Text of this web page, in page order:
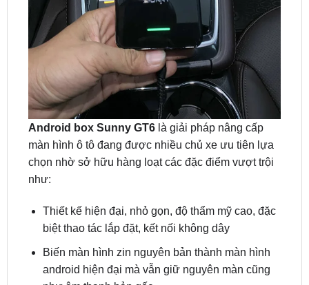
Android box Sunny GT6là giải pháp nâng cấp
màn hình ô tô đang được nhiều chủ xe ưu tiên lựa
chọn nhờ sở hữu hàng loạt các đặc điểm vượt trội
như:
Thiết kế hiện đại, nhỏ gọn, độ thẩm mỹ cao, đặc
Biến màn hình zin nguyên bản thành màn hình
android hiện đại mà vẫn giữ nguyên màn cũng
như âm thanh bản gốc.
Hoạt động ổn định và mượt mà với cấu hình